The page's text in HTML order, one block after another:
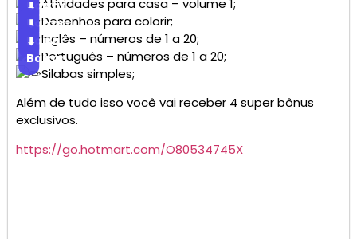
Atividades para casa – volume 1;
Baixar
Desenhos para colorir;
⬇
Baixar
Inglês – números de 1 a 20;
⬇
Baixar
Português – números de 1 a 20;
⬇
Baixar
Silabas simples;
Além de tudo isso você vai receber 4 super bônus
exclusivos.
https://go.hotmart.com/O80534745X